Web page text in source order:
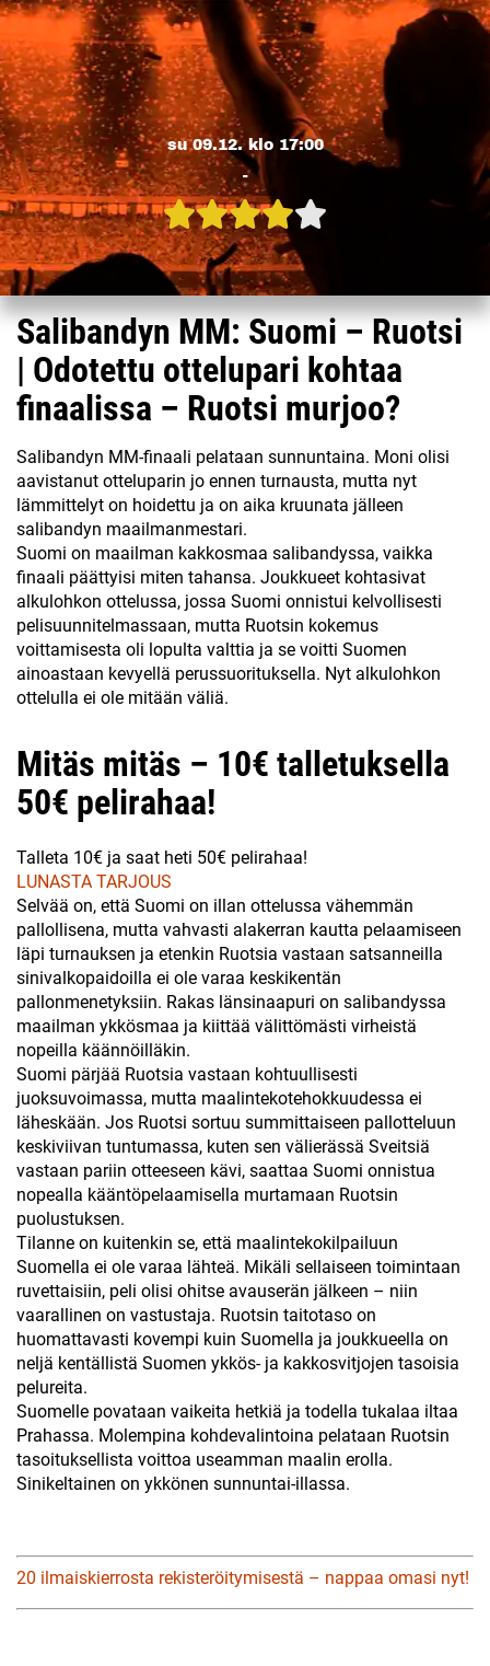
su 09.12. klo 17:00
-
Salibandyn MM: Suomi – Ruotsi
| Odotettu ottelupari kohtaa
finaalissa – Ruotsi murjoo?
Salibandyn MM-finaali pelataan sunnuntaina. Moni olisi
aavistanut otteluparin jo ennen turnausta, mutta nyt
lämmittelyt on hoidettu ja on aika kruunata jälleen
salibandyn maailmanmestari.
Suomi on maailman kakkosmaa salibandyssa, vaikka
finaali päättyisi miten tahansa. Joukkueet kohtasivat
alkulohkon ottelussa, jossa Suomi onnistui kelvollisesti
pelisuunnitelmassaan, mutta Ruotsin kokemus
voittamisesta oli lopulta valttia ja se voitti Suomen
ainoastaan kevyellä perussuorituksella. Nyt alkulohkon
ottelulla ei ole mitään väliä.
Mitäs mitäs – 10€ talletuksella
50€ pelirahaa!
Talleta 10€ ja saat heti 50€ pelirahaa!
LUNASTA TARJOUS
Selvää on, että Suomi on illan ottelussa vähemmän
pallollisena, mutta vahvasti alakerran kautta pelaamiseen
läpi turnauksen ja etenkin Ruotsia vastaan satsanneilla
sinivalkopaidoilla ei ole varaa keskikentän
pallonmenetyksiin. Rakas länsinaapuri on salibandyssa
maailman ykkösmaa ja kiittää välittömästi virheistä
nopeilla käännöilläkin.
Suomi pärjää Ruotsia vastaan kohtuullisesti
juoksuvoimassa, mutta maalintekotehokkuudessa ei
läheskään. Jos Ruotsi sortuu summittaiseen pallotteluun
keskiviivan tuntumassa, kuten sen välierässä Sveitsiä
vastaan pariin otteeseen kävi, saattaa Suomi onnistua
nopealla kääntöpelaamisella murtamaan Ruotsin
puolustuksen.
Tilanne on kuitenkin se, että maalintekokilpailuun
Suomella ei ole varaa lähteä. Mikäli sellaiseen toimintaan
ruvettaisiin, peli olisi ohitse avauserän jälkeen – niin
vaarallinen on vastustaja. Ruotsin taitotaso on
huomattavasti kovempi kuin Suomella ja joukkueella on
neljä kentällistä Suomen ykkös- ja kakkosvitjojen tasoisia
pelureita.
Suomelle povataan vaikeita hetkiä ja todella tukalaa iltaa
Prahassa. Molempina kohdevalintoina pelataan Ruotsin
tasoituksellista voittoa useamman maalin erolla.
Sinikeltainen on ykkönen sunnuntai-illassa.
20 ilmaiskierrosta rekisteröitymisestä – nappaa omasi nyt!